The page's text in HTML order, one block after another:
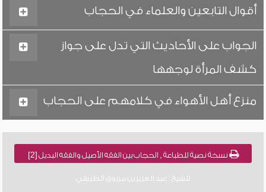
أقوال التابعين والعلماء في الحجاب
الجواب على الأحاديث التي تدل على جواز
كشف المرأة لوجهها
منزع أهل الأهواء في كلامهم على الحجاب
للشيخ : عبد العزيز بن مرزوق الطريفي